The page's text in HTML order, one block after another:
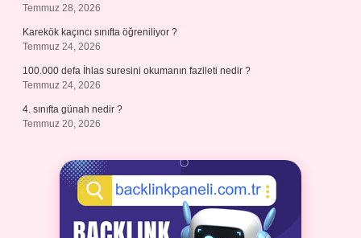
Temmuz 28, 2026
Karekök kaçıncı sınıfta öğreniliyor ?
Temmuz 24, 2026
100.000 defa İhlas suresini okumanın fazileti nedir ?
Temmuz 24, 2026
4. sınıfta günah nedir ?
Temmuz 20, 2026